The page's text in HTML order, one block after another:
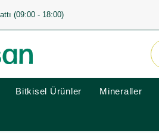
(09:00 - 18:00)
Bitkisel Ürünler Mineraller